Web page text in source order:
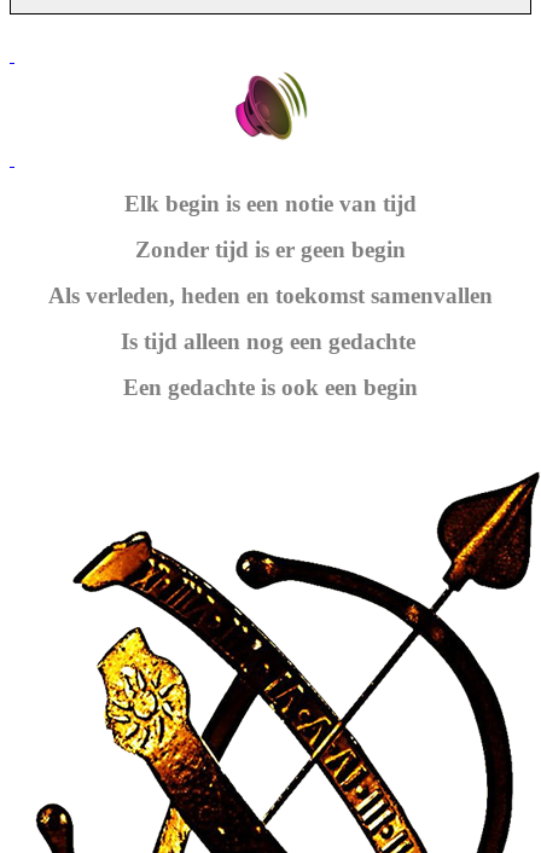
Elk begin is een notie van tijd
Zonder tijd is er geen begin
Als verleden, heden en toekomst samenvallen
Is tijd alleen nog een gedachte
Een gedachte is ook een begin